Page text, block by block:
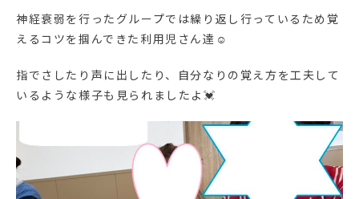
神経衰弱を行ったグループでは繰り返し行っているため覚
えるコツを掴んできた利用児さん達☺
指でさしたり声に出したり、自分なりの覚え方を工夫して
いるような様子も見られましたよ💓